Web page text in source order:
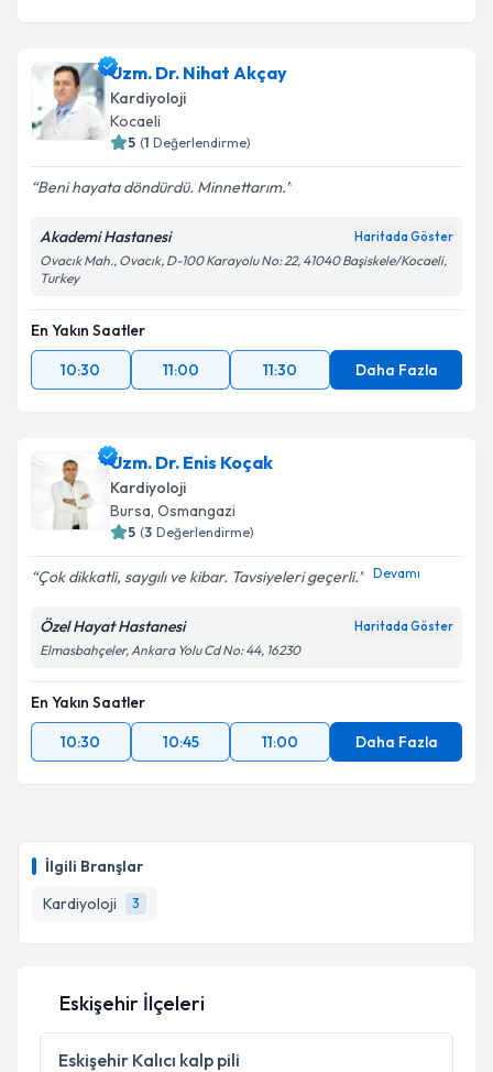
İlgili Branşlar
Kardiyoloji
3
Uzm. Dr. Nihat Akçay
Kardiyoloji
Kocaeli
5 (1 Değerlendirme)
Beni hayata döndürdü. Minnettarım.
Akademi Hastanesi Haritada Göster
Ovacık Mah., Ovacık, D-100 Karayolu No: 22, 41040 Başiskele/Kocaeli,
Turkey
En Yakın Saatler
10:30
11:00 11:30 Daha Fazla
Uzm. Dr. Enis Koçak
Kardiyoloji
Bursa, Osmangazi
5 (3 Değerlendirme)
Çok dikkatli, saygılı ve kibar. Tavsiyeleri geçerli. Devamı
Özel Hayat Hastanesi Haritada Göster
Elmasbahçeler, Ankara Yolu Cd No: 44, 16230
En Yakın Saatler
10:30
10:45 11:00 Daha Fazla
Eskişehir İlçeleri
Eskişehir Kalıcı kalp pili